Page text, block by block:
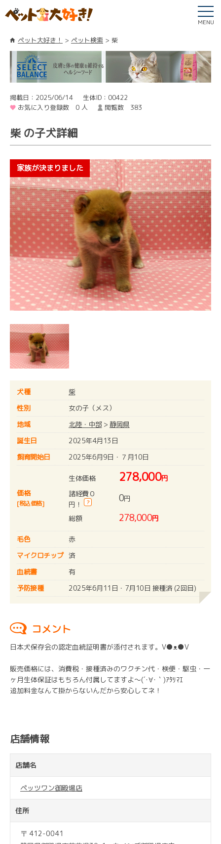
MENU
ペット大好き！ ペット検索 柴
掲載日：2025/06/14
生体ID：00422
お気に入り登録数 0 人
閲覧数 383
柴 の子犬詳細
犬種
柴
性別
女の子（メス）
地域
北陸・中部> 静岡県
誕生日
2025年4月13日
飼育開始日
2025年6月9日・７月10日
価格
[税込価格]
生体価格 278,000円
諸経費０
円！
? 0円
総額 278,000円
毛色
赤
マイクロチップ 済
血統書
有
予防接種
2025年6月11日・7月10日 接種済 (2回目)
コメント
日本犬保存会の認定血統証明書が添付されます。V●ᴥ●V
販売価格には、消費税・接種済みのワクチン代・検便・駆虫・一
ヶ月生体保証はもちろん付属してますよ～(´･∀･｀)ｱﾀﾘﾏｴ
追加料金なんて掛からないんだから安心してネ！
店舗情報
店舗名
ペッツワン御殿場店
住所
〒 412-0041